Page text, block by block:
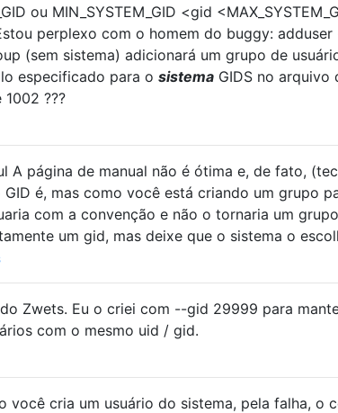
ou MIN_SYSTEM_GID <gid
perplexo com o homem do buggy:
(sem sistema) adicionará um grupo de
especificado para o sistema GIDS no arquivo
???
A página de manual não é ótima e, de fato,
é, mas como você está criando um grupo
com a convenção e não o tornaria um
um gid, mas deixe que o sistema o
Zwets. Eu o criei com --gid 29999 para
com o mesmo uid / gid.
você cria um usuário do sistema, pela falha, o